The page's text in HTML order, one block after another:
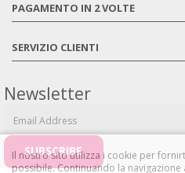
PAGAMENTO IN 2 VOLTE
SERVIZIO CLIENTI
Newsletter
Il nostro sito utilizza i cookie per
possibile.Continuando la navigazione